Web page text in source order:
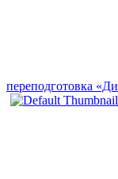
переподготовка